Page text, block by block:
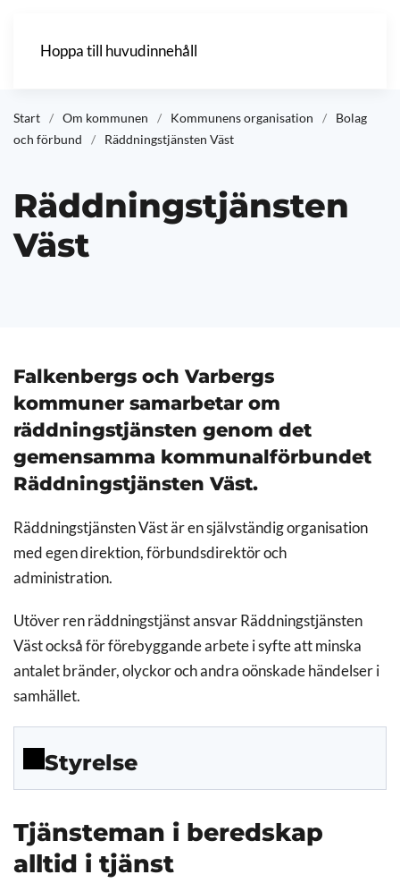
Hoppa till huvudinnehåll
Start Om kommunen Kommunens organisation
Bolag
och förbund
Räddningstjänsten Väst
Räddningstjänsten
Väst
Falkenbergs och Varbergs
kommuner samarbetar om
räddningstjänsten genom det
gemensamma kommunalförbundet
Räddningstjänsten Väst.
Räddningstjänsten Väst är en självständig organisation
med egen direktion, förbundsdirektör och
administration.
Utöver ren räddningstjänst ansvar Räddningstjänsten
Väst också för förebyggande arbete i syfte att minska
antalet bränder, olyckor och andra oönskade händelser i
samhället.
Styrelse
Tjänsteman i beredskap
alltid i tjänst